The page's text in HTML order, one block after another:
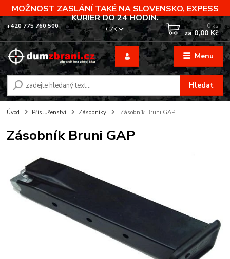
MOŽNOST ZASLÁNÍ TAKÉ NA SLOVENSKO, EXPESS
KURIER DO 24 HODIN.
Menu
CZK
Hledat
+420 775 760 500
(Po-Pá, 8-20 hod.)
0ks
za0,00 Kč
Úvod Příslušenství Zásobníky Zásobník Bruni GAP
Zásobník Bruni GAP